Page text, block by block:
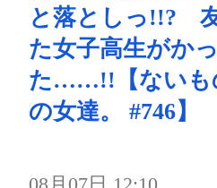
と落としっ!!?
た女子高生がか
た……!!【ないも
の女達。 #746】